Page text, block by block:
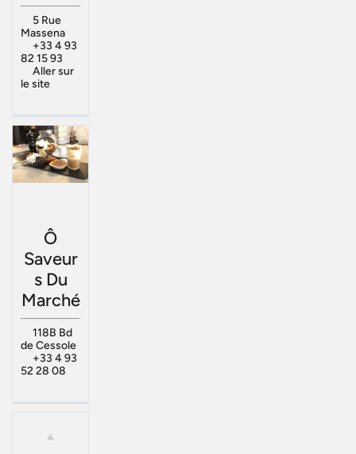
5 Rue
Massena
+33 4 93
82 15 93
Aller sur
le site
Ô
Saveur
s Du
Marché
118B Bd
de Cessole
+33 4 93
52 28 08